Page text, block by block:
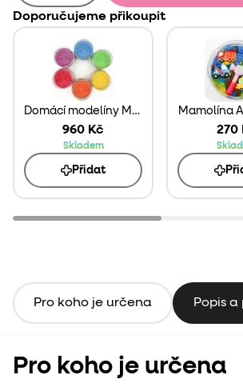
Doporučujeme přikoupit
Domácí modelíny Mamolíny 6 ks
960 Kč
Skladem
Přidat
Mamolína
270
Pro koho je určena Popis
Pro koho je určena